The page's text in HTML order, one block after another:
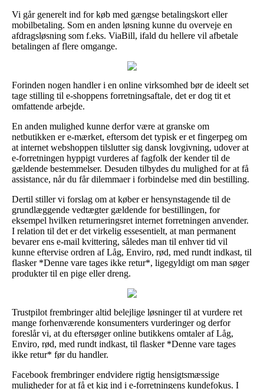
Vi går generelt ind for køb med gængse betalingskort eller
mobilbetaling. Som en anden løsning kunne du overveje en
afdragsløsning som f.eks. ViaBill, ifald du hellere vil afbetale
betalingen af flere omgange.
Forinden nogen handler i en online virksomhed bør de ideelt set
tage stilling til e-shoppens forretningsaftale, det er dog tit et
omfattende arbejde.
En anden mulighed kunne derfor være at granske om
netbutikken er e-mærket, eftersom det typisk er et fingerpeg om
at internet webshoppen tilslutter sig dansk lovgivning, udover at
e-forretningen hyppigt vurderes af fagfolk der kender til de
gældende bestemmelser. Desuden tilbydes du mulighed for at få
assistance, når du får dilemmaer i forbindelse med din bestilling.
Dertil stiller vi forslag om at køber er hensynstagende til de
grundlæggende vedtægter gældende for bestillingen, for
eksempel hvilken returneringsret internet forretningen anvender.
I relation til det er det virkelig essesentielt, at man permanent
bevarer ens e-mail kvittering, således man til enhver tid vil
kunne eftervise ordren af Låg, Enviro, rød, med rundt indkast, til
flasker *Denne vare tages ikke retur*, ligegyldigt om man søger
produkter til en pige eller dreng.
Trustpilot frembringer altid belejlige løsninger til at vurdere ret
mange forhenværende konsumenters vurderinger og derfor
foreslår vi, at du eftersøger online butikkens omtaler af Låg,
Enviro, rød, med rundt indkast, til flasker *Denne vare tages
ikke retur* før du handler.
Facebook frembringer endvidere rigtig hensigtsmæssige
muligheder for at få et kig ind i e-forretningens kundefokus. I